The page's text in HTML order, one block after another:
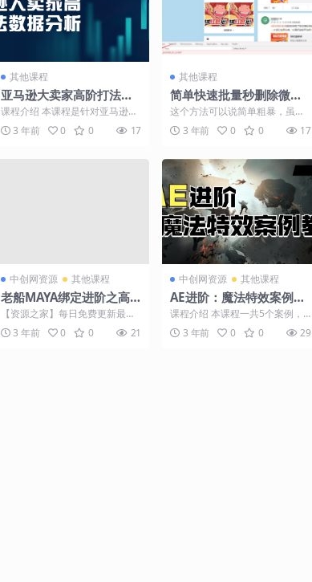
其他课程
亚马逊大卖家高阶打法数
据分析
课程介绍 本课程是针对亚马逊大
卖家的高阶打法，以数据分析为
主要内容，通过案例分析...
3 年前 0 0 17
其他课程
简单快速批量秒删除微博
内容
这个方法可以说简单粗暴，虽说
操作有点小重复，但比手动好多
了，只适用于电脑用户。 ...
3 年前 0 0 17
中创网资源 其他课程
老船MAYA绑定进阶之高
级蛇类绑定
【资源之家】每日免费更新最热
门的副业项目资源 课程介绍 本课
程专注于教授学员如何...
3 年前 0 0 21
中创网资源 其他课程
AE进阶：魔法特效案例教
程
课程介绍 本课程一共5个案例，
涉及《赌神》、《惊天魔盗
团》、《奇异博士》、《海上...
3 年前 0 0 29